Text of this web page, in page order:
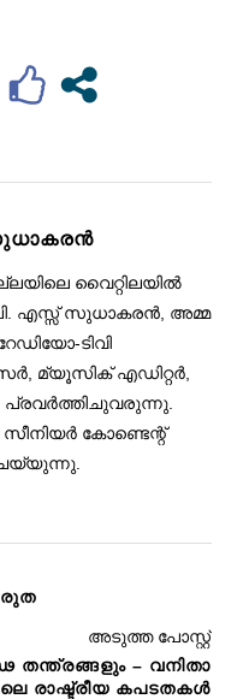
വൈറ്റിലയിൽ
എസ്സ് സുധാകരൻ, അമ്മ
ടിവി
മ്യൂസിക് എഡിറ്റർ,
പ്രവർത്തിചുവരുന്നു.
കോണ്ടെന്റ്
അടുത്ത പോസ്റ്റ്
തന്ത്രങ്ങളും – വനിതാ
രാഷ്ട്രീയ കപടതകൾ